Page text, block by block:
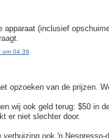
apparaat (inclusief
om 04:39
opzoeken van de prijzen.
wij ook geld terug: $50 in
er niet slechter door.
ook 'n Nespresso-